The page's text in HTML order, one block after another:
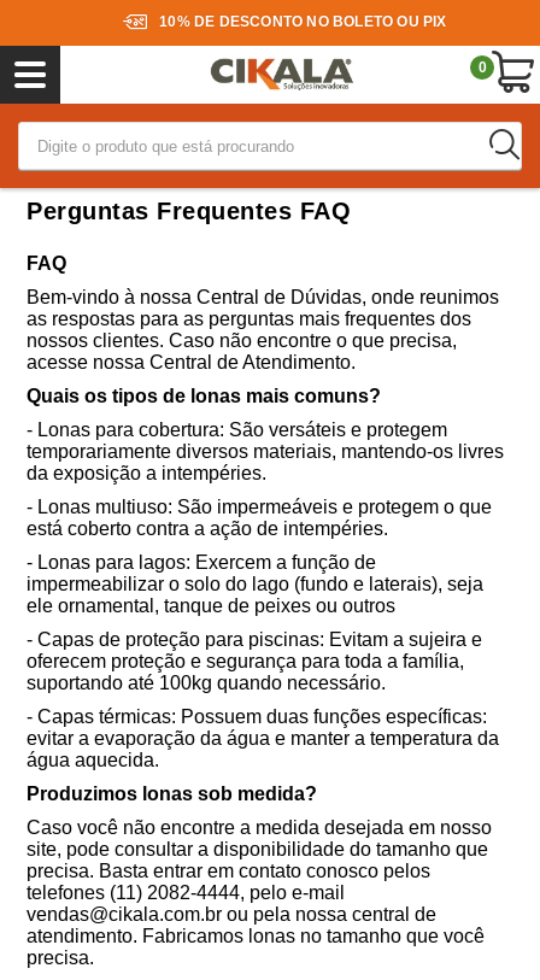
10% DE DESCONTO NO BOLETO OU PIX
0
Perguntas Frequentes FAQ
FAQ
Bem-vindo à nossa Central de Dúvidas, onde reunimos
as respostas para as perguntas mais frequentes dos
nossos clientes. Caso não encontre o que precisa,
acesse nossa Central de Atendimento.
Quais os tipos de lonas mais comuns?
- Lonas para cobertura: São versáteis e protegem
temporariamente diversos materiais, mantendo-os livres
da exposição a intempéries.
- Lonas multiuso: São impermeáveis e protegem o que
está coberto contra a ação de intempéries.
- Lonas para lagos: Exercem a função de
impermeabilizar o solo do lago (fundo e laterais), seja
ele ornamental, tanque de peixes ou outros
- Capas de proteção para piscinas: Evitam a sujeira e
oferecem proteção e segurança para toda a família,
suportando até 100kg quando necessário.
- Capas térmicas: Possuem duas funções específicas:
evitar a evaporação da água e manter a temperatura da
água aquecida.
Produzimos lonas sob medida?
Caso você não encontre a medida desejada em nosso
site, pode consultar a disponibilidade do tamanho que
precisa. Basta entrar em contato conosco pelos
telefones (11) 2082-4444, pelo e-mail
vendas@cikala.com.br ou pela nossa central de
atendimento. Fabricamos lonas no tamanho que você
precisa.